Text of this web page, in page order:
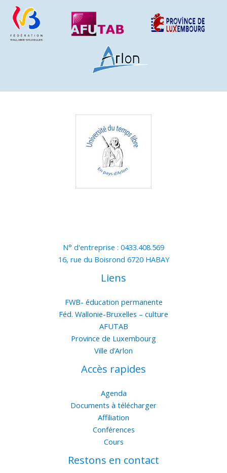
N° d'entreprise : 0433.408.569
16, rue du Boisrond 6720 HABAY
Liens
FWB- éducation permanente
Féd. Wallonie-Bruxelles – culture
AFUTAB
Province de Luxembourg
Ville d’Arlon
Accès rapides
Agenda
Documents à télécharger
Affiliation
Conférences
Cours
Restons en contact